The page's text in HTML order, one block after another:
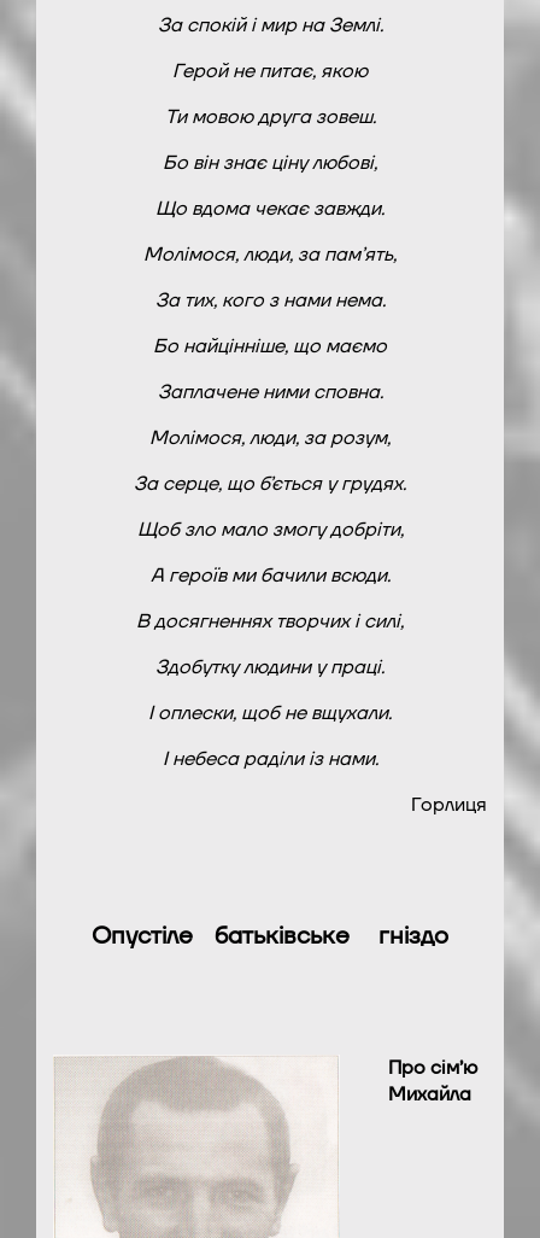
За спокій і мир на Землі.
Герой не питає, якою
Ти мовою друга зовеш.
Бо він знає ціну любові,
Що вдома чекає завжди.
Молімося, люди, за пам’ять,
За тих, кого з нами нема.
Бо найцінніше, що маємо
Заплачене ними сповна.
Молімося, люди, за розум,
За серце, що б’ється у грудях.
Щоб зло мало змогу добріти,
А героїв ми бачили всюди.
В досягненнях творчих і силі,
Здобутку людини у праці.
І оплески, щоб не вщухали.
І небеса раділи із нами.
Горлиця
Опустіле батьківське гніздо
Про сім’ю
Михайла